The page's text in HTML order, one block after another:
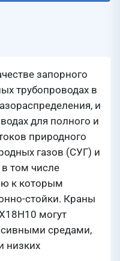
запорного
трубопроводах в
и
для полного и
природного
газов (СУГ) и
в том числе
к которым
стойки. Краны
могут
средами,
низких